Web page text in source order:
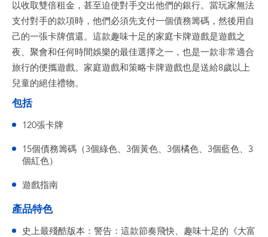
以收取雙倍租金，甚至迫使對手交出他們的銀行。當玩家無法
支付對手的款項時，他們必須先支付一個債務籌碼，然後用自
己的一張卡牌償還。這款趣味十足的家庭卡牌遊戲是遊戲之
夜、聚會和任何時間娛樂的最佳選擇之一，也是一款非常適合
旅行的便攜遊戲。家庭遊戲和策略卡牌遊戲也是送給8歲以上
兒童的絕佳禮物。
包括
120張卡牌
15個債務籌碼（3個綠色、3個黃色、3個橘色、3個藍色、3
個紅色）
遊戲指南
產品特色
史上最殘酷版本：警告：這款節奏飛快、趣味十足的《大富